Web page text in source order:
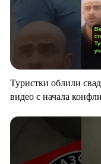
Туристки облили
видео с начала